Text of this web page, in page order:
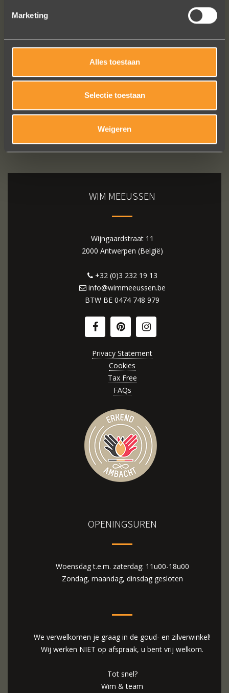
Marketing
Alles toestaan
Selectie toestaan
Weigeren
Bekijk al onze reviews
WIM MEEUSSEN
Wijngaardstraat 11
2000 Antwerpen (België)
+32 (0)3 232 19 13
info@wimmeeussen.be
BTW BE 0474 748 979
Privacy Statement
Cookies
Tax Free
FAQs
OPENINGSUREN
Woensdag t.e.m. zaterdag: 11u00-18u00
Zondag, maandag, dinsdag gesloten
We verwelkomen je graag in de goud- en zilverwinkel!
Wij werken NIET op afspraak, u bent vrij welkom.
Tot snel?
Wim & team